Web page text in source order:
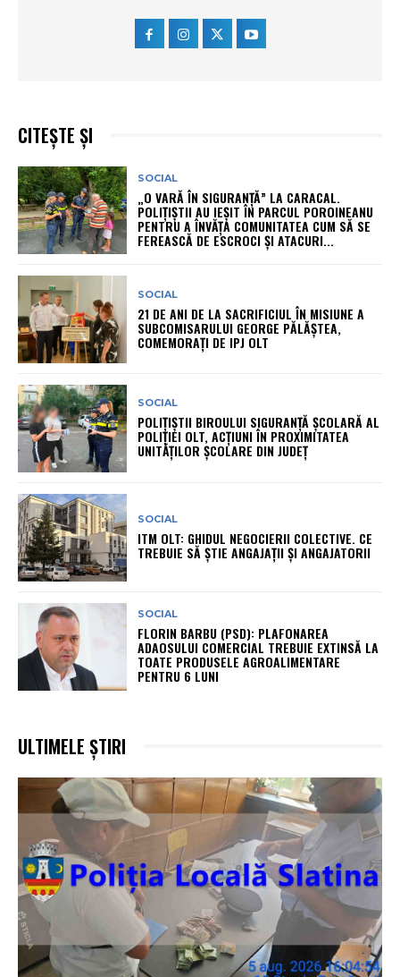
CITEȘTE ȘI
SOCIAL
„O VARĂ ÎN SIGURANȚĂ” LA CARACAL.
POLIȚIȘTII AU IEȘIT ÎN PARCUL POROINEANU
PENTRU A ÎNVĂȚA COMUNITATEA CUM SĂ SE
FEREASCĂ DE ESCROCI ȘI ATACURI...
SOCIAL
21 DE ANI DE LA SACRIFICIUL ÎN MISIUNE A
SUBCOMISARULUI GEORGE PĂLĂȘTEA,
COMEMORAȚI DE IPJ OLT
SOCIAL
POLIȚIȘTII BIROULUI SIGURANȚĂ ȘCOLARĂ AL
POLIȚIEI OLT, ACȚIUNI ÎN PROXIMITATEA
UNITĂȚILOR ȘCOLARE DIN JUDEȚ
SOCIAL
ITM OLT: GHIDUL NEGOCIERII COLECTIVE. CE
TREBUIE SĂ ȘTIE ANGAJAȚII ȘI ANGAJATORII
SOCIAL
FLORIN BARBU (PSD): PLAFONAREA
ADAOSULUI COMERCIAL TREBUIE EXTINSĂ LA
TOATE PRODUSELE AGROALIMENTARE
PENTRU 6 LUNI
ULTIMELE ȘTIRI